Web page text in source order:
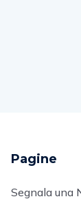
Pagine
Segnala una